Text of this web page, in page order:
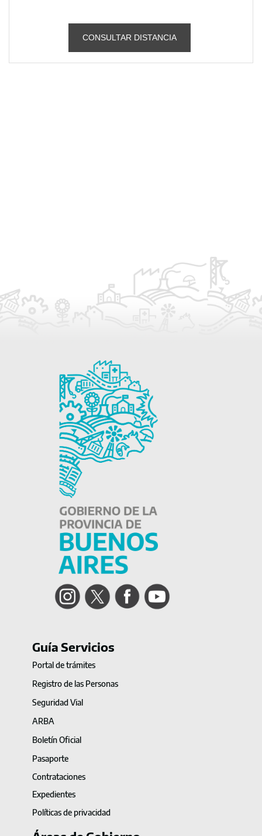
Instagram Twitter Facebook
Guía Servicios
Portal de trámites
Registro de las Personas
Seguridad Vial
ARBA
Boletín Oficial
Pasaporte
Contrataciones
Expedientes
Políticas de privacidad